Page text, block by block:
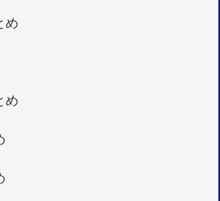
め
め